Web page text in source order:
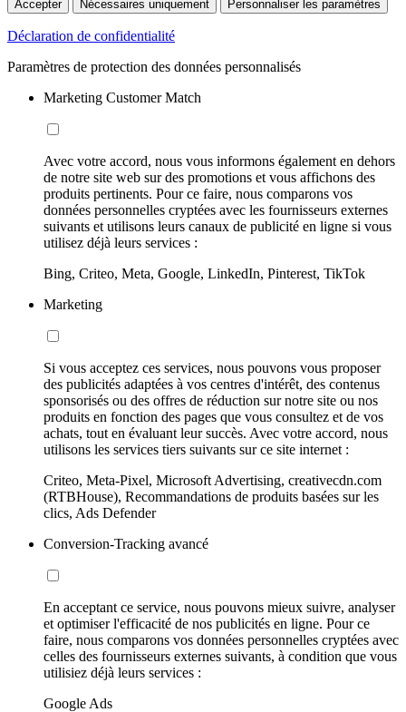
Accepter Nécessaires uniquement Personnaliser les paramètres
Déclaration de confidentialité
Paramètres de protection des données personnalisés
Marketing Customer Match
Avec votre accord, nous vous informons également en dehors
de notre site web sur des promotions et vous affichons des
produits pertinents. Pour ce faire, nous comparons vos
données personnelles cryptées avec les fournisseurs externes
suivants et utilisons leurs canaux de publicité en ligne si vous
utilisez déjà leurs services :
Bing, Criteo, Meta, Google, LinkedIn, Pinterest, TikTok
Marketing
Si vous acceptez ces services, nous pouvons vous proposer
des publicités adaptées à vos centres d'intérêt, des contenus
sponsorisés ou des offres de réduction sur notre site ou nos
produits en fonction des pages que vous consultez et de vos
achats, tout en évaluant leur succès. Avec votre accord, nous
utilisons les services tiers suivants sur ce site internet :
Criteo, Meta-Pixel, Microsoft Advertising, creativecdn.com
(RTBHouse), Recommandations de produits basées sur les
clics, Ads Defender
Conversion-Tracking avancé
En acceptant ce service, nous pouvons mieux suivre, analyser
et optimiser l'efficacité de nos publicités en ligne. Pour ce
faire, nous comparons vos données personnelles cryptées avec
celles des fournisseurs externes suivants, à condition que vous
utilisiez déjà leurs services :
Google Ads